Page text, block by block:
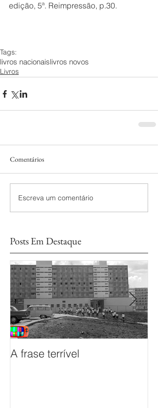
edição, 5ª. Reimpressão, p.30.
Tags:
livros nacionaislivros novos
Livros
Comentários
Escreva um comentário
Posts Em Destaque
A frase terrível